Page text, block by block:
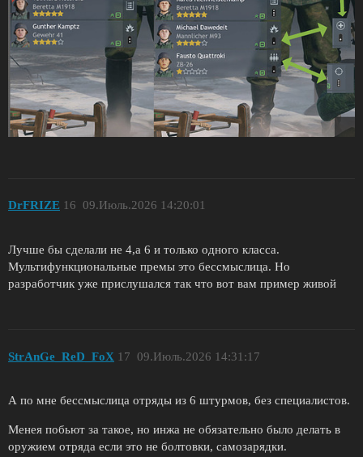
DrFRIZE 09.Июль.2026 14:20:01
16
Лучше бы сделали не 4,а 6 и только одного класса.
Мультифункциональные премы это бессмыслица. Но
разработчик уже прислушался так что вот вам пример живой
StrAnGe_ReD_FoX 09.Июль.2026 14:31:17
17
А по мне бессмыслица отряды из 6 штурмов, без специалистов.
Менея побьют за такое, но инжа не обязательно было делать в
оружием отряда если это не болтовки, самозарядки.